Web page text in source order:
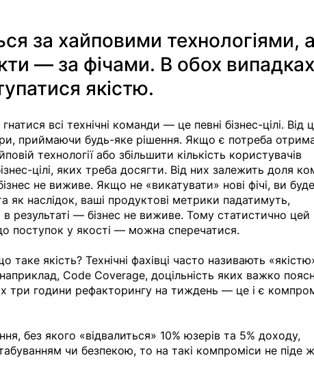
за хайповими технологіями, а
— за фічами. В обох випадках
якістю.
всі технічні команди — це певні бізнес-цілі. Від
приймаючи будь-яке рішення. Якщо є потреба
технології або збільшити кількість користувачів
цілі, яких треба досягти. Від них залежить доля
не виживе. Якщо не «викатувати» нові фічі, ви
як наслідок, ваші продуктові метрики падатимуть,
результаті — бізнес не виживе. Тому статистично цей
поступок у якості — можна сперечатися.
якість? Технічні фахівці часто називають
Code Coverage, доцільність яких важко
три години рефакторингу на тиждень — це і є
без якого «відвалиться» 10% юзерів та 5% доходу,
чи безпекою, то на такі компроміси не піде